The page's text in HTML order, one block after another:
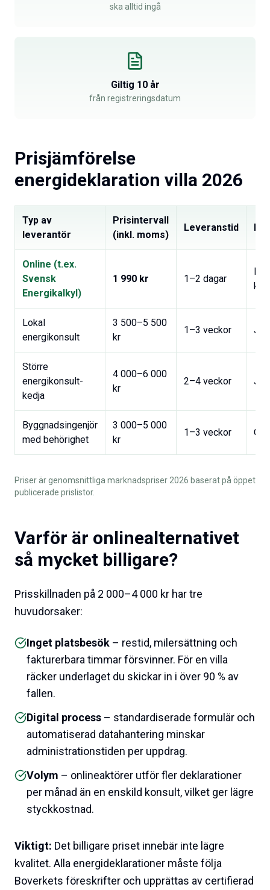
ska alltid ingå
Giltig 10 år
från registreringsdatum
Prisjämförelse
energideklaration villa 2026
Typ av
leverantör
Prisintervall
(inkl. moms)
Leveranstid
Online (t.ex.
Svensk
Energikalkyl)
1 990 kr 1–2 dagar
Lokal
energikonsult
3 500–5 500
kr
1–3 veckor Ja
Större
energikonsult­
kedja
4 000–6 000
kr
2–4 veckor Ja
Byggnadsingenjör
med behörighet
3 000–5 000
kr
1–3 veckor
Priser är genomsnittliga marknadspriser 2026 baserat på öppet
publicerade prislistor.
Varför är onlinealternativet
så mycket billigare?
Prisskillnaden på 2 000–4 000 kr har tre
huvudorsaker:
Inget platsbesök – restid, milersättning och
fakturerbara timmar försvinner. För en villa
räcker underlaget du skickar in i över 90 % av
fallen.
Digital process – standardiserade formulär och
automatiserad datahantering minskar
administrationstiden per uppdrag.
Volym – onlineaktörer utför fler deklarationer
per månad än en enskild konsult, vilket ger lägre
styckkostnad.
Viktigt: Det billigare priset innebär inte lägre
kvalitet. Alla energideklarationer måste följa
Boverkets föreskrifter och upprättas av certifierad